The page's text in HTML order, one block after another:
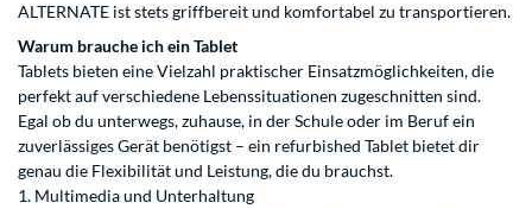
ALTERNATE ist stets griffbereit und komfortabel zu transportieren.
Warum brauche ich ein Tablet
Tablets bieten eine Vielzahl praktischer Einsatzmöglichkeiten, die
perfekt auf verschiedene Lebenssituationen zugeschnitten sind.
Egal ob du unterwegs, zuhause, in der Schule oder im Beruf ein
zuverlässiges Gerät benötigst – ein refurbished Tablet bietet dir
genau die Flexibilität und Leistung, die du brauchst.
1. Multimedia und Unterhaltung